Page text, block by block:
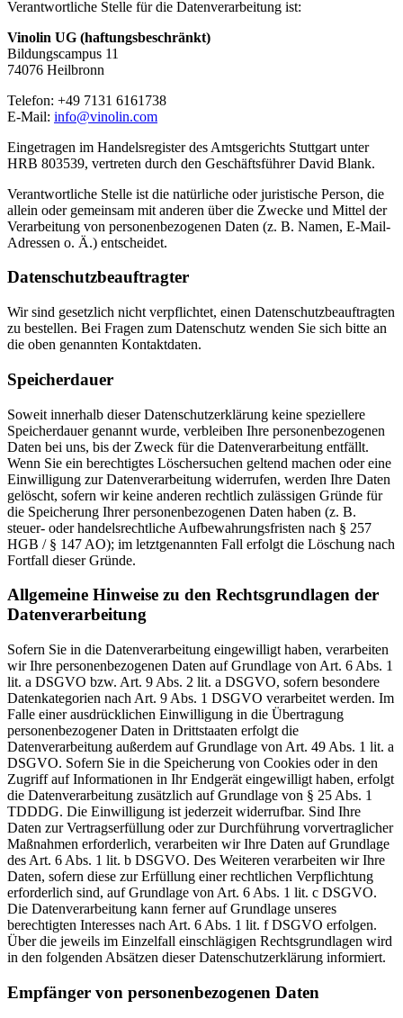
Verantwortliche Stelle für die Datenverarbeitung ist:
Vinolin UG (haftungsbeschränkt)
Bildungscampus 11
74076 Heilbronn
Telefon: +49 7131 6161738
E-Mail: info@vinolin.com
Eingetragen im Handelsregister des Amtsgerichts Stuttgart unter
HRB 803539, vertreten durch den Geschäftsführer David Blank.
Verantwortliche Stelle ist die natürliche oder juristische Person, die
allein oder gemeinsam mit anderen über die Zwecke und Mittel der
Verarbeitung von personenbezogenen Daten (z. B. Namen, E-Mail-
Adressen o. Ä.) entscheidet.
Datenschutzbeauftragter
Wir sind gesetzlich nicht verpflichtet, einen Datenschutzbeauftragten
zu bestellen. Bei Fragen zum Datenschutz wenden Sie sich bitte an
die oben genannten Kontaktdaten.
Speicherdauer
Soweit innerhalb dieser Datenschutzerklärung keine speziellere
Speicherdauer genannt wurde, verbleiben Ihre personenbezogenen
Daten bei uns, bis der Zweck für die Datenverarbeitung entfällt.
Wenn Sie ein berechtigtes Löschersuchen geltend machen oder eine
Einwilligung zur Datenverarbeitung widerrufen, werden Ihre Daten
gelöscht, sofern wir keine anderen rechtlich zulässigen Gründe für
die Speicherung Ihrer personenbezogenen Daten haben (z. B.
steuer- oder handelsrechtliche Aufbewahrungsfristen nach § 257
HGB / § 147 AO); im letztgenannten Fall erfolgt die Löschung nach
Fortfall dieser Gründe.
Allgemeine Hinweise zu den Rechtsgrundlagen der
Datenverarbeitung
Sofern Sie in die Datenverarbeitung eingewilligt haben, verarbeiten
wir Ihre personenbezogenen Daten auf Grundlage von Art. 6 Abs. 1
lit. a DSGVO bzw. Art. 9 Abs. 2 lit. a DSGVO, sofern besondere
Datenkategorien nach Art. 9 Abs. 1 DSGVO verarbeitet werden. Im
Falle einer ausdrücklichen Einwilligung in die Übertragung
personenbezogener Daten in Drittstaaten erfolgt die
Datenverarbeitung außerdem auf Grundlage von Art. 49 Abs. 1 lit. a
DSGVO. Sofern Sie in die Speicherung von Cookies oder in den
Zugriff auf Informationen in Ihr Endgerät eingewilligt haben, erfolgt
die Datenverarbeitung zusätzlich auf Grundlage von § 25 Abs. 1
TDDDG. Die Einwilligung ist jederzeit widerrufbar. Sind Ihre
Daten zur Vertragserfüllung oder zur Durchführung vorvertraglicher
Maßnahmen erforderlich, verarbeiten wir Ihre Daten auf Grundlage
des Art. 6 Abs. 1 lit. b DSGVO. Des Weiteren verarbeiten wir Ihre
Daten, sofern diese zur Erfüllung einer rechtlichen Verpflichtung
erforderlich sind, auf Grundlage von Art. 6 Abs. 1 lit. c DSGVO.
Die Datenverarbeitung kann ferner auf Grundlage unseres
berechtigten Interesses nach Art. 6 Abs. 1 lit. f DSGVO erfolgen.
Über die jeweils im Einzelfall einschlägigen Rechtsgrundlagen wird
in den folgenden Absätzen dieser Datenschutzerklärung informiert.
Empfänger von personenbezogenen Daten